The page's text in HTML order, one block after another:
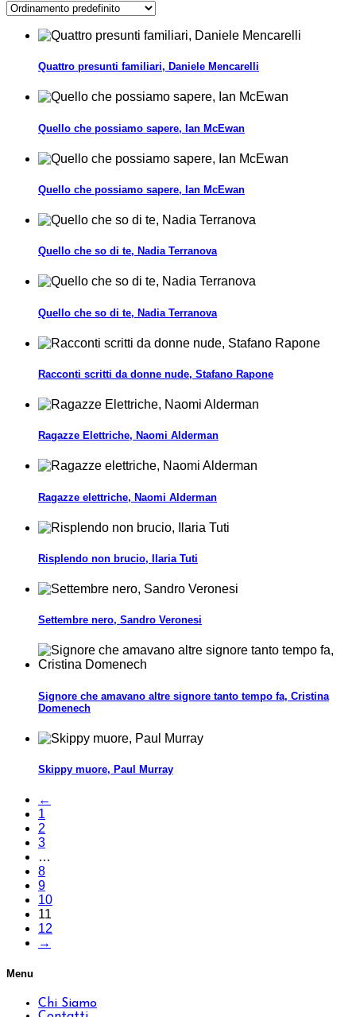
Quattro presunti familiari, Daniele Mencarelli
Quello che possiamo sapere, Ian McEwan
Quello che possiamo sapere, Ian McEwan
Quello che so di te, Nadia Terranova
Quello che so di te, Nadia Terranova
Racconti scritti da donne nude, Stafano Rapone
Ragazze Elettriche, Naomi Alderman
Ragazze elettriche, Naomi Alderman
Risplendo non brucio, Ilaria Tuti
Settembre nero, Sandro Veronesi
Signore che amavano altre signore tanto tempo fa, Cristina
Domenech
Skippy muore, Paul Murray
←
1
2
3
…
8
9
10
11
12
→
Menu
Chi Siamo